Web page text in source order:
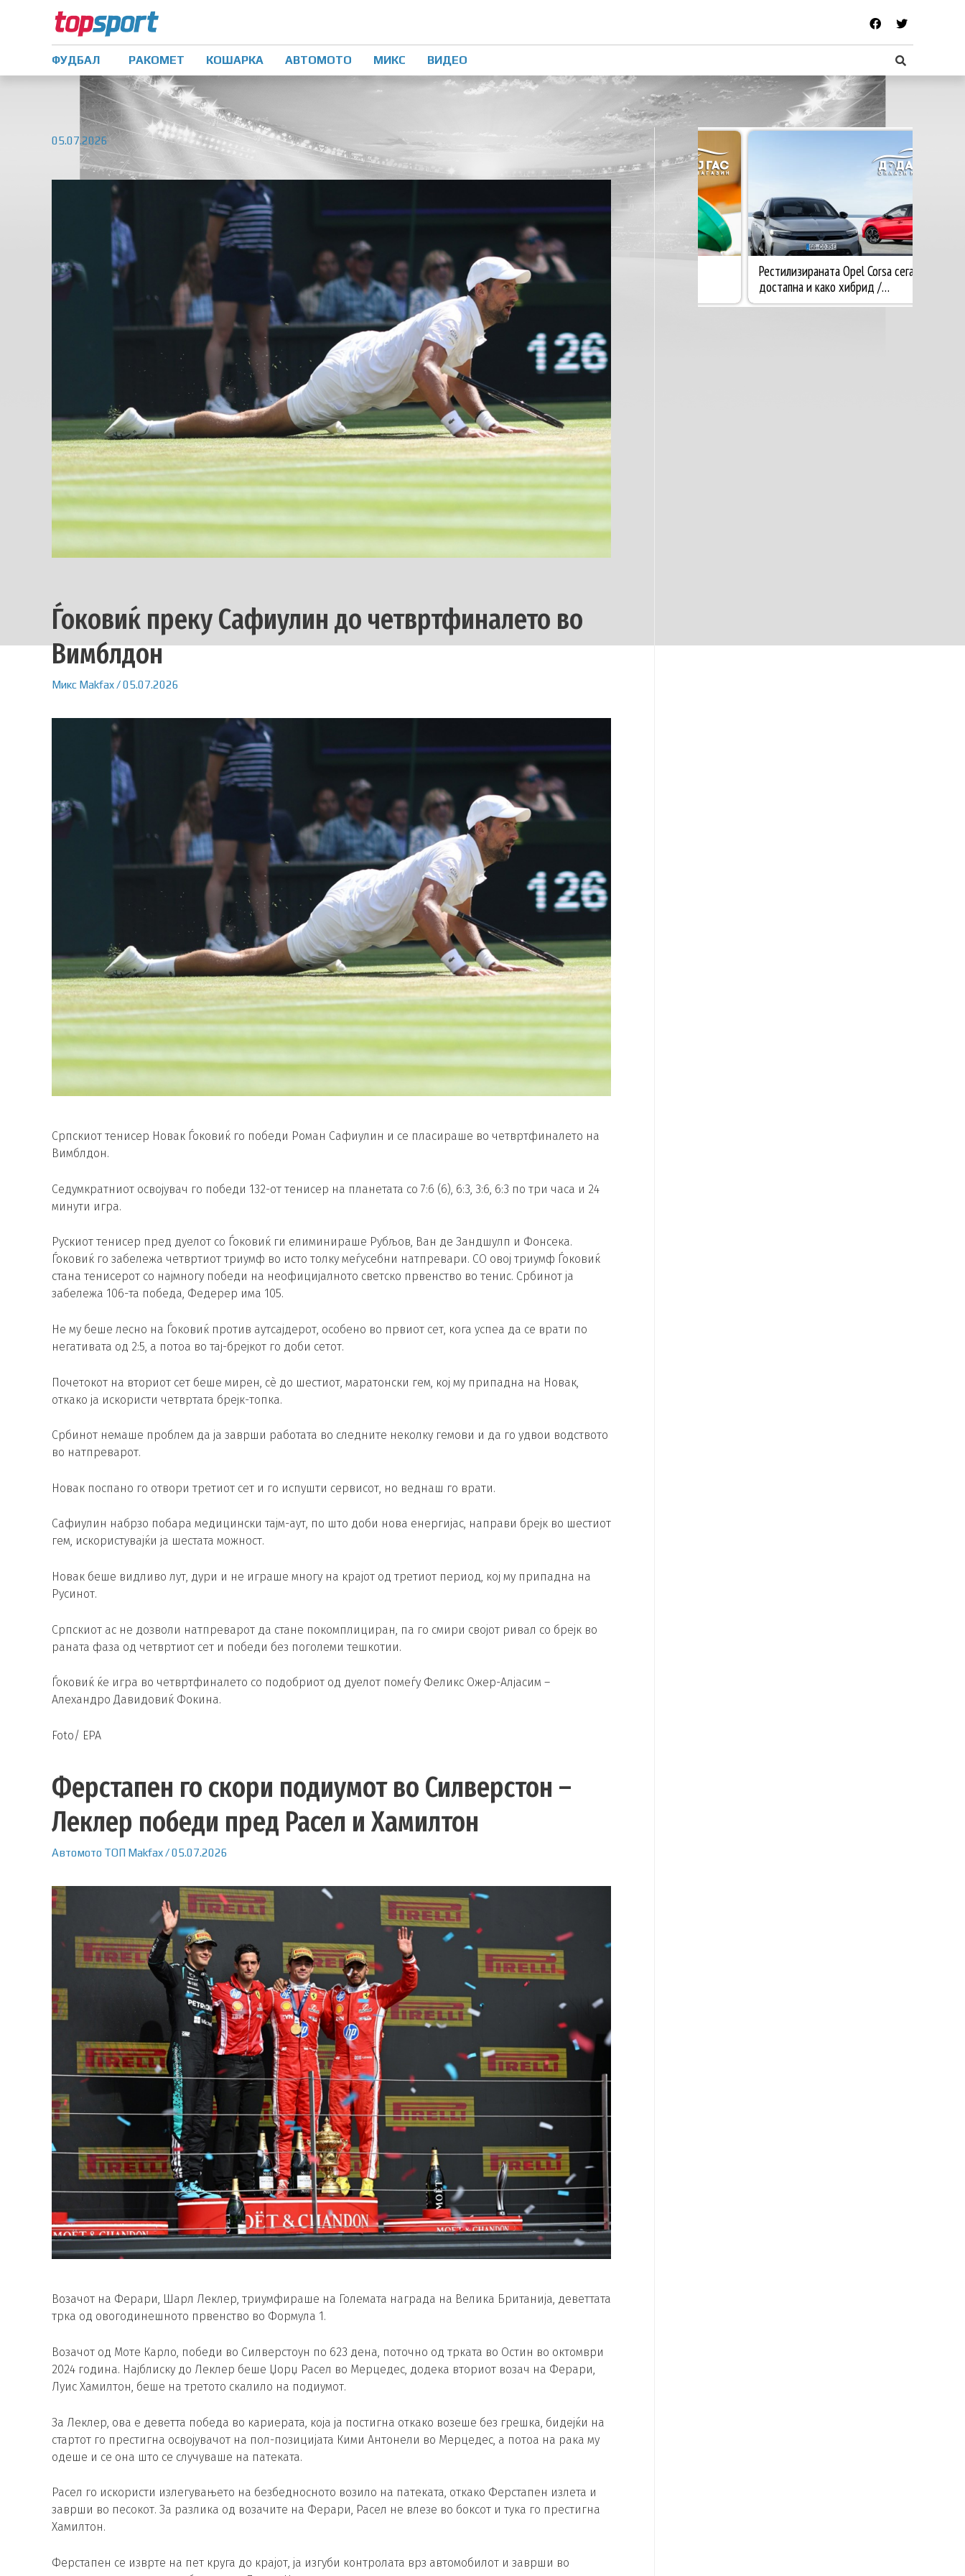
ФУДБАЛ РАКОМЕТ КОШАРКА АВТОМОТО МИКС ВИДЕО
05.07.2026
Ѓоковиќ преку Сафиулин до четвртфиналето во
Вимблдон
Микс Makfax/05.07.2026
Српскиот тенисер Новак Ѓоковиќ го победи Роман Сафиулин и се пласираше во четвртфиналето на
Вимблдон.
Седумкратниот освојувач го победи 132-от тенисер на планетата со 7:6 (6), 6:3, 3:6, 6:3 по три часа и 24
минути игра.
Рускиот тенисер пред дуелот со Ѓоковиќ ги елиминираше Рубљов, Ван де Зандшулп и Фонсека.
Ѓоковиќ го забележа четвртиот триумф во исто толку меѓусебни натпревари. СО овој триумф Ѓоковиќ
стана тенисерот со најмногу победи на неофицијалното светско првенство во тенис. Србинот ја
забележа 106-та победа, Федерер има 105.
Не му беше лесно на Ѓоковиќ против аутсајдерот, особено во првиот сет, кога успеа да се врати по
негативата од 2:5, а потоа во тај-брејкот го доби сетот.
Почетокот на вториот сет беше мирен, сè до шестиот, маратонски гем, кој му припадна на Новак,
откако ја искористи четвртата брејк-топка.
Србинот немаше проблем да ја заврши работата во следните неколку гемови и да го удвои водството
во натпреварот.
Новак поспано го отвори третиот сет и го испушти сервисот, но веднаш го врати.
Сафиулин набрзо побара медицински тајм-аут, по што доби нова енергијас, направи брејк во шестиот
гем, искористувајќи ја шестата можност.
Новак беше видливо лут, дури и не играше многу на крајот од третиот период, кој му припадна на
Русинот.
Српскиот ас не дозволи натпреварот да стане покомплициран, па го смири својот ривал со брејк во
раната фаза од четвртиот сет и победи без поголеми тешкотии.
Ѓоковиќ ќе игра во четвртфиналето со подобриот од дуелот помеѓу Феликс Ожер-Алјасим –
Алехандро Давидовиќ Фокина.
Foto/ EPA
Ферстапен го скори подиумот во Силверстон –
Леклер победи пред Расел и Хамилтон
Автомото ТОП Makfax/05.07.2026
Возачот на Ферари, Шарл Леклер, триумфираше на Големата награда на Велика Британија, деветтата
трка од овогодинешното првенство во Формула 1.
Возачот од Моте Карло, победи во Силверстоун по 623 дена, поточно од трката во Остин во октомври
2024 година. Најблиску до Леклер беше Џорџ Расел во Мерцедес, додека вториот возач на Ферари,
Луис Хамилтон, беше на третото скалило на подиумот.
За Леклер, ова е деветта победа во кариерата, која ја постигна откако возеше без грешка, бидејќи на
стартот го престигна освојувачот на пол-позицијата Кими Антонели во Мерцедес, а потоа на рака му
одеше и се она што се случуваше на патеката.
Расел го искористи излегувањето на безбедносното возило на патеката, откако Ферстапен излета и
заврши во песокот. За разлика од возачите на Ферари, Расел не влезе во боксот и тука го престигна
Хамилтон.
Ферстапен се изврте на пет круга до крајот, ја изгуби контролата врз автомобилот и заврши во